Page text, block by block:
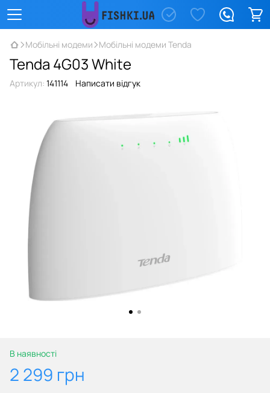
Мобільні модеми Мобільні модеми Tenda
Tenda 4G03 White
Артикул: 141114 Написати відгук
В наявності
2 299 грн